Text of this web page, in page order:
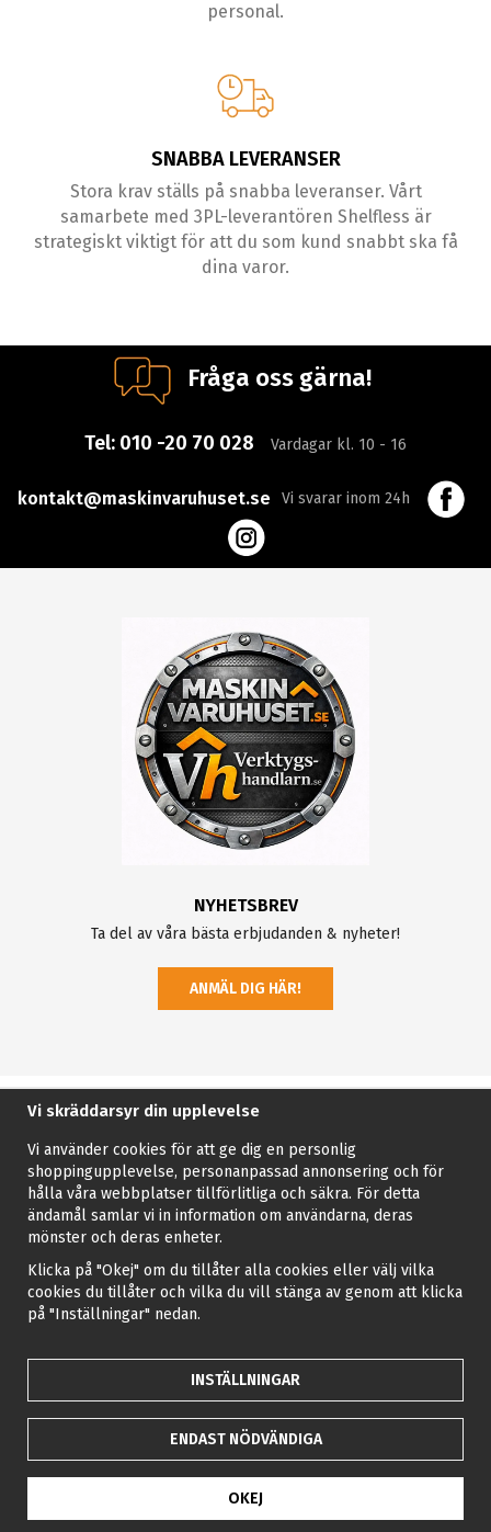
personal.
SNABBA LEVERANSER
Stora krav ställs på snabba leveranser. Vårt
samarbete med 3PL-leverantören Shelfless är
strategiskt viktigt för att du som kund snabbt ska få
dina varor.
Fråga oss gärna!
Tel: 010 -20 70 028 Vardagar kl. 10 - 16
kontakt@maskinvaruhuset.se Vi svarar inom 24h
NYHETSBREV
Ta del av våra bästa erbjudanden & nyheter!
ANMÄL DIG HÄR!
Vi skräddarsyr din upplevelse
Vi använder cookies för att ge dig en personlig
shoppingupplevelse, personanpassad annonsering och för
hålla våra webbplatser tillförlitliga och säkra. För detta
ändamål samlar vi in information om användarna, deras
mönster och deras enheter.
Klicka på "Okej" om du tillåter alla cookies eller välj vilka
cookies du tillåter och vilka du vill stänga av genom att klicka
på "Inställningar" nedan.
INSTÄLLNINGAR
ENDAST NÖDVÄNDIGA
OKEJ